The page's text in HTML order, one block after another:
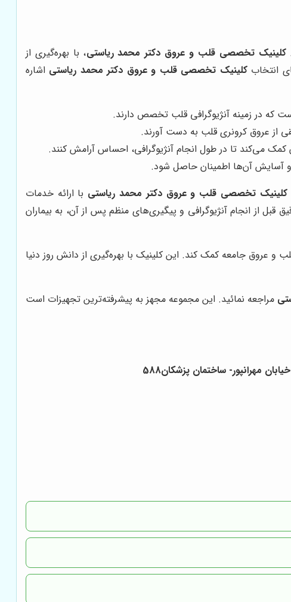
کلینیک تخصصی قلب و عروق دکتر محمد ریاستی، با بهره‌گیری از
انتخابکلینیک تخصصی قلب و عروق دکتر محمد ریاستی اشاره
که در زمینه آنژیوگرافی قلب تخصص دارند.
از عروق کرونری قلب به دست آورند.
کمک می‌کند تا در طول انجام آنژیوگرافی، احساس آرامش کنند.
و آسایش آن‌ها اطمینان حاصل شود.
کلینیک تخصصی قلب و عروق دکتر محمد ریاستی با ارائه خدمات
از انجام آنژیوگرافی و پیگیری‌های منظم پس از آن، به بیماران
و عروق جامعه کمک کند. این کلینیک با بهره‌گیری از دانش روز دنیا
مراجعه نمائید. این مجموعه مجهز به پیشرفته‌ترین تجهیزات است
ساختمان پزشکان588